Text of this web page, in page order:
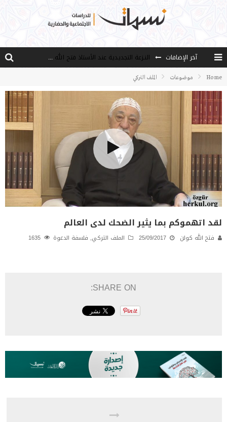
آخر الإضافات
النـزعة التجديدية عند الأستاذ فتح الله كولن
الأستاذ عالما عارفا حكيما
مصادر العلم وسببه
Home موضوعات الملف التركي
لقد اتهموكم بما يثير الضحك لدى العالم
فتح الله كولن 25/09/2017 الملف التركي, فلسفة الدعوة
SHARE ON: